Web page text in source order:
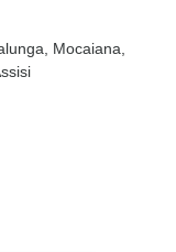
, Mocaiana